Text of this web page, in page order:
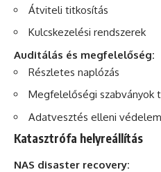
Átviteli titkosítás
Kulcskezelési rendszerek
Auditálás és megfelelőség:
Részletes naplózás
Megfelelőségi szabványok
Adatvesztés elleni
Katasztrófa helyreállítás
NAS disaster recovery: